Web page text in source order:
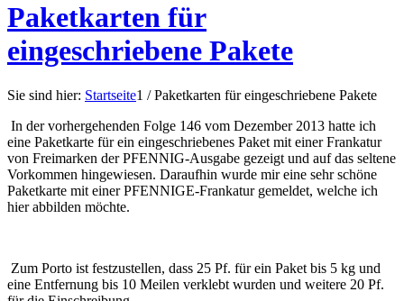
Paketkarten für
eingeschriebene Pakete
Sie sind hier: Startseite1 / Paketkarten für eingeschriebene Pakete
In der vorhergehenden Folge 146 vom Dezember 2013 hatte ich
eine Paketkarte für ein eingeschriebenes Paket mit einer Frankatur
von Freimarken der PFENNIG‐Ausgabe gezeigt und auf das seltene
Vorkommen hingewiesen. Daraufhin wurde mir eine sehr schöne
Paketkarte mit einer PFENNIGE‐Frankatur gemeldet, welche ich
hier abbilden möchte.
Zum Porto ist festzustellen, dass 25 Pf. für ein Paket bis 5 kg und
eine Entfernung bis 10 Meilen verklebt wurden und weitere 20 Pf.